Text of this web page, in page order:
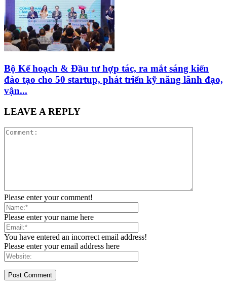
Bộ Kế hoạch & Đầu tư hợp tác, ra mắt sáng kiến
đào tạo cho 50 startup, phát triển kỹ năng lãnh đạo,
vận...
LEAVE A REPLY
Please enter your comment!
Please enter your name here
You have entered an incorrect email address!
Please enter your email address here